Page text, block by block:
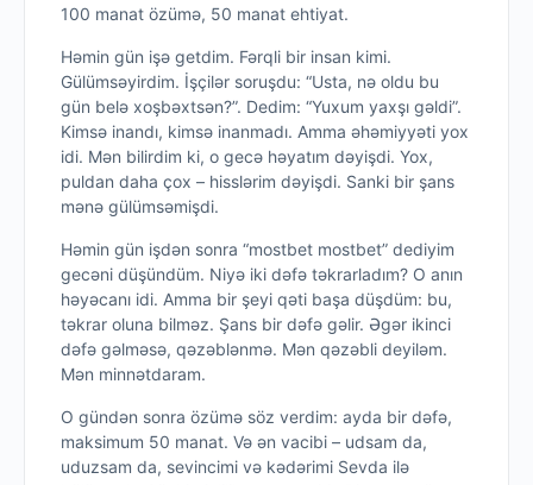
100 manat özümə, 50 manat ehtiyat.
Həmin gün işə getdim. Fərqli bir insan kimi.
Gülümsəyirdim. İşçilər soruşdu: “Usta, nə oldu bu
gün belə xoşbəxtsən?”. Dedim: “Yuxum yaxşı gəldi”.
Kimsə inandı, kimsə inanmadı. Amma əhəmiyyəti yox
idi. Mən bilirdim ki, o gecə həyatım dəyişdi. Yox,
puldan daha çox – hisslərim dəyişdi. Sanki bir şans
mənə gülümsəmişdi.
Həmin gün işdən sonra “mostbet mostbet” dediyim
gecəni düşündüm. Niyə iki dəfə təkrarladım? O anın
həyəcanı idi. Amma bir şeyi qəti başa düşdüm: bu,
təkrar oluna bilməz. Şans bir dəfə gəlir. Əgər ikinci
dəfə gəlməsə, qəzəblənmə. Mən qəzəbli deyiləm.
Mən minnətdaram.
O gündən sonra özümə söz verdim: ayda bir dəfə,
maksimum 50 manat. Və ən vacibi – udsam da,
uduzsam da, sevincimi və kədərimi Sevda ilə